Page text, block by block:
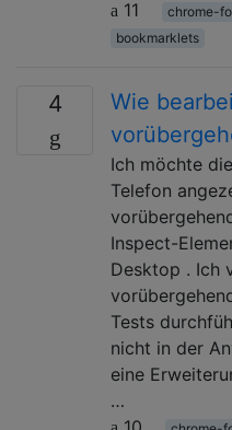
11
chrome-
bookmarklets
4
Wie
Ich möchte
Telefon
Inspect-
Desktop . Ich
Tests
nicht in der
eine
…